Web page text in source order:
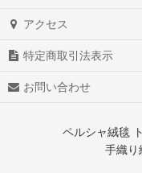
アクセス
特定商取引法表示
お問い合わせ
ペルシャ絨毯
手織り